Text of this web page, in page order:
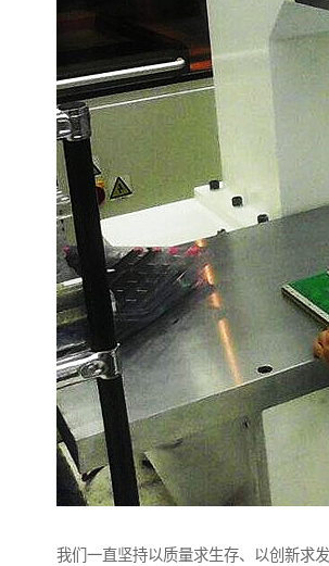
我们一直坚持以质量求生存、以创新求